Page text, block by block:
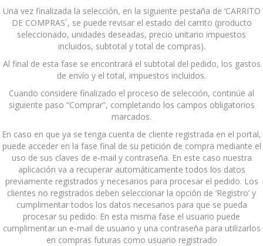
Una vez finalizada la selección, en la siguiente pestaña de ‘CARRITO
DE COMPRAS´, se puede revisar el estado del carrito (producto
seleccionado, unidades deseadas, precio unitario impuestos
incluidos, subtotal y total de compras).
Al final de esta fase se encontrará el subtotal del pedido, los gastos
de envío y el total, impuestos incluidos.
Cuando considere finalizado el proceso de selección, continúe al
siguiente paso “Comprar”, completando los campos obligatorios
marcados.
En caso en que ya se tenga cuenta de cliente registrada en el portal,
puede acceder en la fase final de su petición de compra mediante el
uso de sus claves de e-mail y contraseña. En este caso nuestra
aplicación va a recuperar automáticamente todos los datos
previamente registrados y necesarios para procesar el pedido. Los
clientes no registrados deben seleccionar la opción de ‘Registro’ y
cumplimentar todos los datos necesarios para que se pueda
procesar su pedido. En esta misma fase el usuario puede
cumplimentar un e-mail de usuario y una contraseña para utilizarlos
en compras futuras como usuario registrado